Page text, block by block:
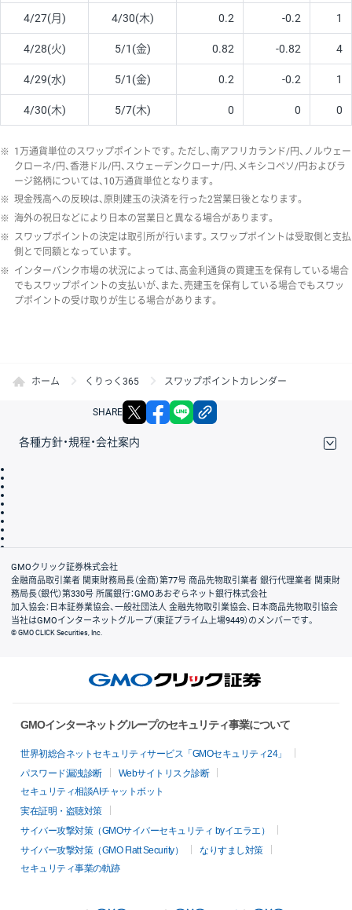
4/27(月) 4/30(木) 0.2 -0.2 1
4/28(火) 5/1(金) 0.82 -0.82 4
4/29(水) 5/1(金) 0.2 -0.2 1
4/30(木) 5/7(木) 0 0 0
※ 1万通貨単位のスワップポイントです。ただし、南アフリカランド/円、ノルウェー
クローネ/円、香港ドル/円、スウェーデンクローナ/円、メキシコペソ/円およびラ
ージ銘柄については、10万通貨単位となります。
※ 現金残高への反映は、原則建玉の決済を行った2営業日後となります。
※ 海外の祝日などにより日本の営業日と異なる場合があります。
※ スワップポイントの決定は取引所が行います。スワップポイントは受取側と支払
側とで同額となっています。
※ インターバンク市場の状況によっては、高金利通貨の買建玉を保有している場合
でもスワップポイントの支払いが、また、売建玉を保有している場合でもスワッ
プポイントの受け取りが生じる場合があります。
ホーム くりっく365 スワップポイントカレンダー
SHARE X facebook
各種方針・規程・会社案内
会社案内
GMOクリック証券株式会社
金融商品取引業者 関東財務局長（金商）第77号 商品先物取引業者 銀行代理業者 関東財
務局長（銀代）第330号 所属銀行：GMOあおぞらネット銀行株式会社
加入協会：日本証券業協会、一般社団法人 金融先物取引業協会、日本商品先物取引協会
当社はGMOインターネットグループ（東証プライム上場9449）のメンバーです。
© GMO CLICK Securities, Inc.
GMOインターネットグループのセキュリティ事業について
世界初総合ネットセキュリティサービス「GMOセキュリティ24」
パスワード漏洩診断
Webサイトリスク診断
セキュリティ相談AIチャットボット
実在証明・盗聴対策
サイバー攻撃対策（GMOサイバーセキュリティ byイエラエ）
サイバー攻撃対策（GMO Flatt Security）
なりすまし対策
セキュリティ事業の軌跡